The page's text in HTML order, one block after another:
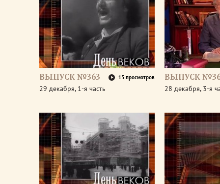
ВЫПУСК №363 15 просмотров
29 декабря, 1-я часть
ВЫПУСК
28 декабря, 3-я